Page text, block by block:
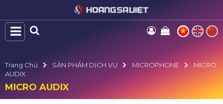
Trang Chủ SẢN PHẨM DỊCH VỤ MICROPHONE
MICRO
AUDIX
MICRO AUDIX